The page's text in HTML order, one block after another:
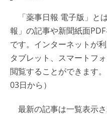
「薬事日報 電子版」と
報」の記事や新聞紙面
です。インターネットが
タブレット、スマートフ
閲覧することができます
03日から）
最新の記事は一覧表示